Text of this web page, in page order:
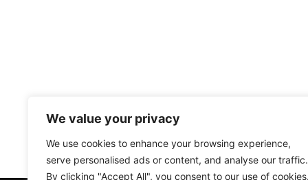
We value your privacy
We use cookies to enhance your browsing experience,
serve personalised ads or content, and analyse our traffic.
By clicking "Accept All", you consent to our use of